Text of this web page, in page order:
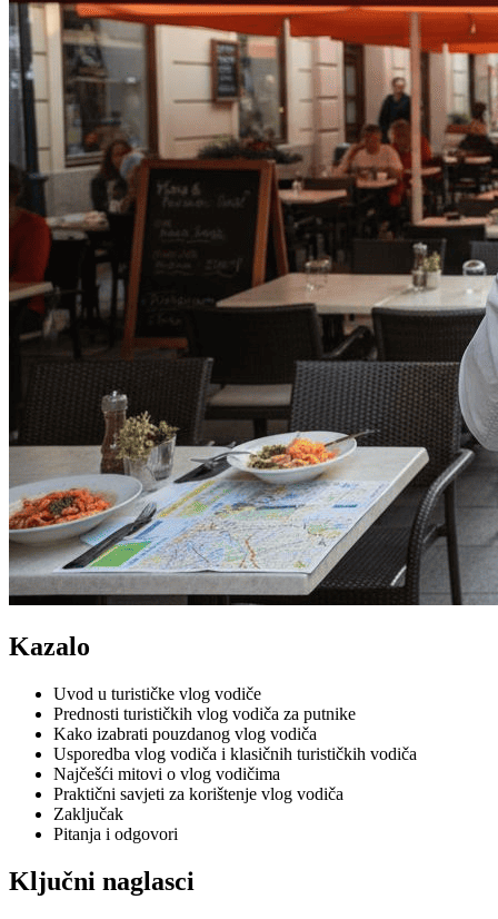
Kazalo
Uvod u turističke vlog vodiče
Prednosti turističkih vlog vodiča za putnike
Kako izabrati pouzdanog vlog vodiča
Usporedba vlog vodiča i klasičnih turističkih vodiča
Najčešći mitovi o vlog vodičima
Praktični savjeti za korištenje vlog vodiča
Zaključak
Pitanja i odgovori
Ključni naglasci